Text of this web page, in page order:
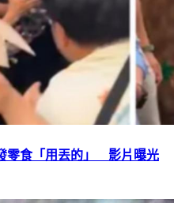
零食「用丟的」 影片曝光